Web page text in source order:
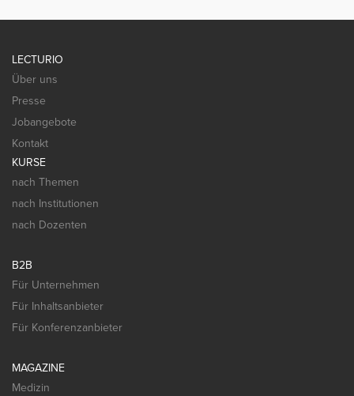
LECTURIO
Über uns
Presse
Jobangebote
Kontakt
KURSE
nach Themen
nach Institutionen
nach Dozenten
B2B
Für Unternehmen
Für Inhaltsanbieter
Für Konferenzanbieter
MAGAZINE
Medizin